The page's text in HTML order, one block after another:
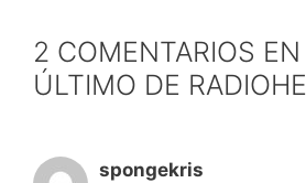
2 COMENTARIOS
ÚLTIMO DE
spongekris